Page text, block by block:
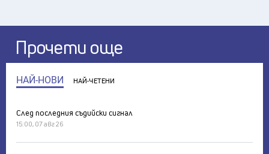
Прочети още
НАЙ-НОВИ НАЙ-ЧЕТЕНИ
След последния съдийски сигнал
15:00, 07 авг 26